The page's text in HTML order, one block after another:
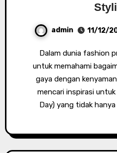
admin 11/12/
Dalam dunia fashion pria kekinian, penting
untuk memahami
gaya dengan
mencari inspirasi
Day) yang tidak